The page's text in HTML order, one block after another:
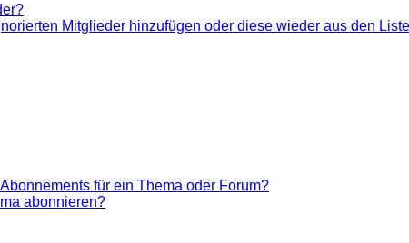
Mitglieder hinzufügen oder diese wieder aus den
für ein Thema oder Forum?
abonnieren?